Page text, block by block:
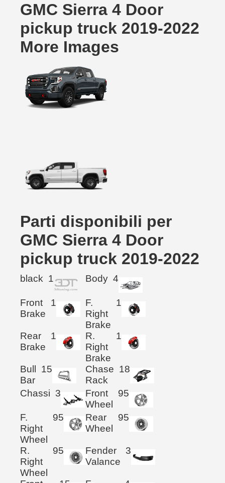
GMC Sierra 4 Door
pickup truck 2019-2022
More Images
Parti disponibili per
GMC Sierra 4 Door
pickup truck 2019-2022
black 1 Body 4
Front
Brake
1
F.
Right
Brake
1
Rear
Brake
1
R.
Right
Brake
1
Bull
Bar
15
Chase
Rack
18
Chassi 3
Front
Wheel
95
F.
Right
Wheel
95
Rear
Wheel
95
R.
Right
Wheel
95
Fender
Valance
3